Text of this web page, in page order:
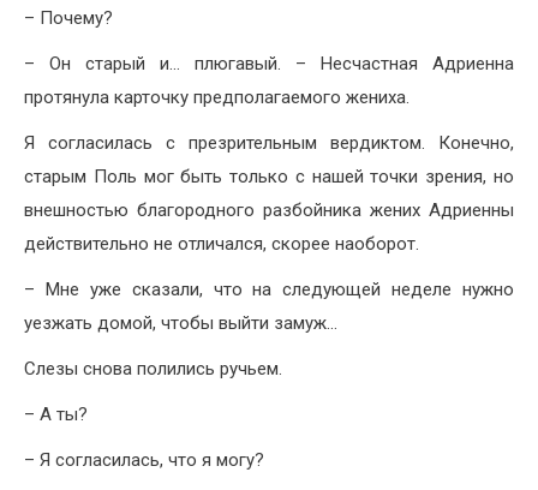
– Почему?
– Он старый и… плюгавый. – Несчастная Адриенна
протянула карточку предполагаемого жениха.
Я согласилась с презрительным вердиктом. Конечно,
старым Поль мог быть только с нашей точки зрения, но
внешностью благородного разбойника жених Адриенны
действительно не отличался, скорее наоборот.
– Мне уже сказали, что на следующей неделе нужно
уезжать домой, чтобы выйти замуж…
Слезы снова полились ручьем.
– А ты?
– Я согласилась, что я могу?